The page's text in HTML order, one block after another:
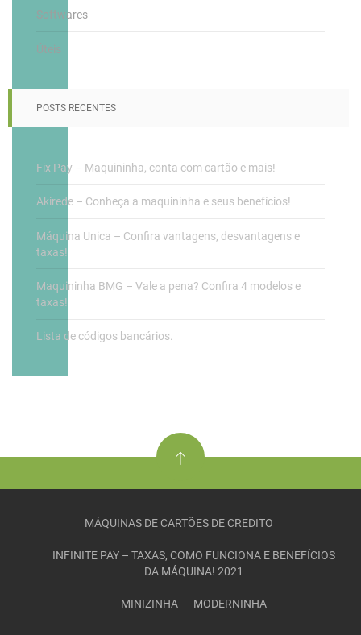
Softwares
Úteis
POSTS RECENTES
Fix Pay – Maquininha, conta com cartão e mais!
Akirede – Conheça a maquininha e seus benefícios!
Máquina Unica – Confira vantagens, desvantagens e
taxas!
Maquininha BMG – Vale a pena? Confira 4 modelos e
taxas!
Lista de códigos bancários.
MÁQUINAS DE CARTÕES DE CREDITO
INFINITE PAY – TAXAS, COMO FUNCIONA E BENEFÍCIOS
DA MÁQUINA! 2021
MINIZINHA MODERNINHA